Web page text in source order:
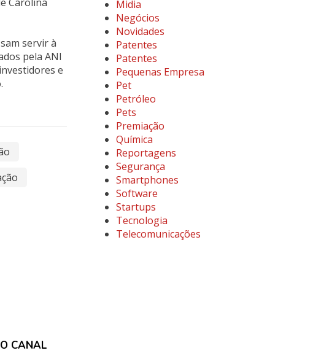
servir à
pela ANI
e
CANAL
Midia
Negócios
Novidades
Patentes
Patentes
Pequenas Empresa
Pet
Petróleo
Pets
Premiação
Química
Reportagens
Segurança
Smartphones
Software
Startups
Tecnologia
Telecomunicações